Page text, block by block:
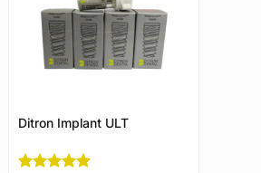
Ditron Implant ULT